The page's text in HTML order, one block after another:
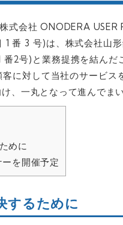
式会社 ONODERA USER
1 番 3 号)は、株式会社山
番2号)と業務提携を結ん
に対して当社のサービス
、一丸となって進んでまい
めに
を開催予定
するために